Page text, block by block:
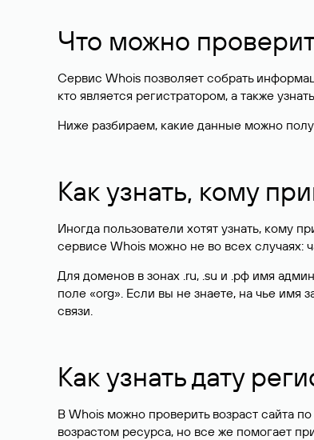
Что можно
Сервис Whois позволяет собрать
кто является регистратором, а также
Ниже разбираем, какие данные можно
Как узнать, кому
Иногда пользователи хотят узнать, кому
сервисе Whois можно не во всех случаях:
Для доменов в зонах .ru, .su и .рф имя
поле «org». Если вы не знаете, на чье имя
связи.
Как узнать дату
В Whois можно проверить возраст сайта
возрастом ресурса, но все же помогает